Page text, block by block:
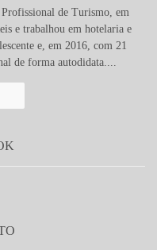
de Turismo, em
e trabalhou em hotelaria e
e, em 2016, com 21
de forma autodidata....